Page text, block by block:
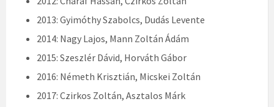
2013: Gyimóthy Szabolcs, Dudás Levente
2014: Nagy Lajos, Mann Zoltán Ádám
2015: Szeszlér Dávid, Horváth Gábor
2016: Németh Krisztián, Micskei Zoltán
2017: Czirkos Zoltán, Asztalos Márk